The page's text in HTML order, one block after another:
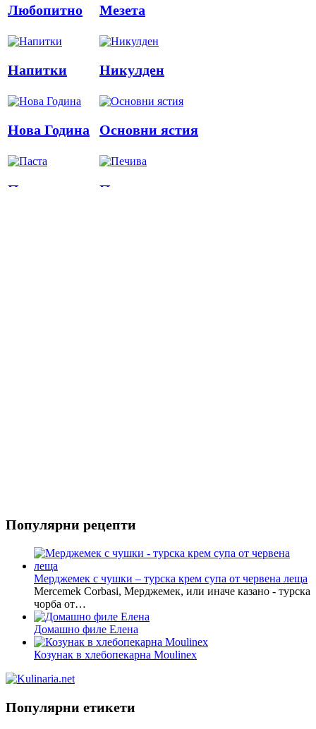
Любопитно Мезета
Напитки Никулден
Нова Година Основни ястия
Паста Печива
Популярни рецепти
Мерджемек с чушки – турска крем супа от червена леща
Mercemek Corbasi, Мерджемек, или иначе казано - турска
чорба от…
Домашно филе Елена
Козунак в хлебопекарна Moulinex
Популярни етикети